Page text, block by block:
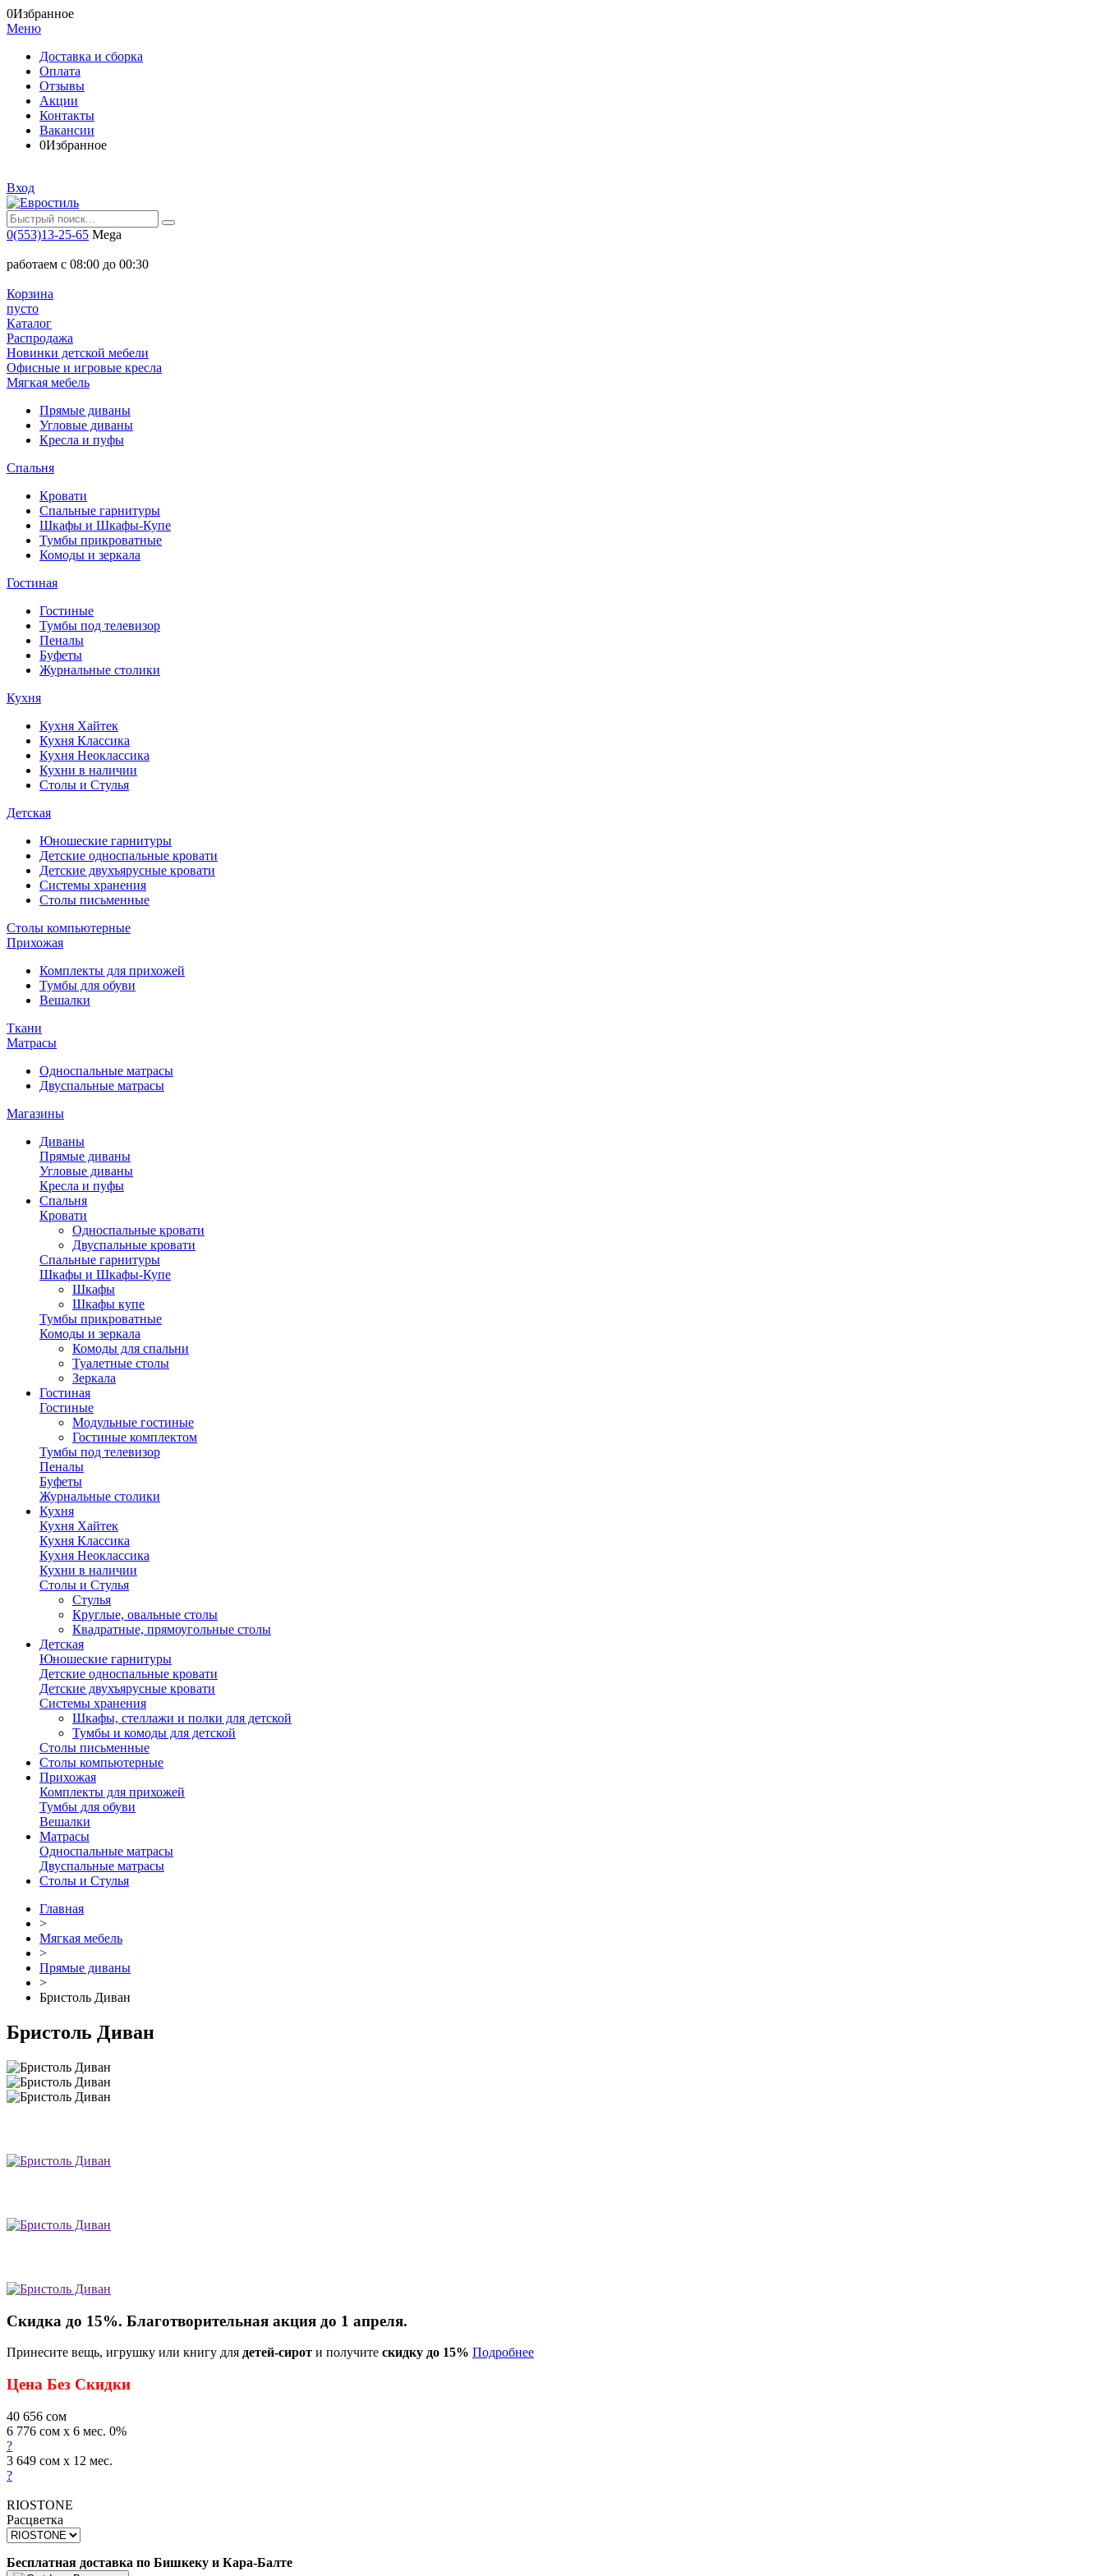
0Избранное
Меню
Доставка и сборка
Оплата
Отзывы
Акции
Контакты
Вакансии
0Избранное
Вход
0(553)13-25-65 Mega
работаем с 08:00 до 00:30
Корзина
пусто
Каталог
Распродажа
Новинки детской мебели
Офисные и игровые кресла
Мягкая мебель
Прямые диваны
Угловые диваны
Кресла и пуфы
Спальня
Кровати
Спальные гарнитуры
Шкафы и Шкафы-Купе
Тумбы прикроватные
Комоды и зеркала
Гостиная
Гостиные
Тумбы под телевизор
Пеналы
Буфеты
Журнальные столики
Кухня
Кухня Хайтек
Кухня Классика
Кухня Неоклассика
Кухни в наличии
Столы и Стулья
Детская
Юношеские гарнитуры
Детские односпальные кровати
Детские двухъярусные кровати
Системы хранения
Столы письменные
Столы компьютерные
Прихожая
Комплекты для прихожей
Тумбы для обуви
Вешалки
Ткани
Матрасы
Односпальные матрасы
Двуспальные матрасы
Магазины
Диваны
Прямые диваны
Угловые диваны
Кресла и пуфы
Спальня
Кровати
Односпальные кровати
Двуспальные кровати
Спальные гарнитуры
Шкафы и Шкафы-Купе
Шкафы
Шкафы купе
Тумбы прикроватные
Комоды и зеркала
Комоды для спальни
Туалетные столы
Зеркала
Гостиная
Гостиные
Модульные гостиные
Гостиные комплектом
Тумбы под телевизор
Пеналы
Буфеты
Журнальные столики
Кухня
Кухня Хайтек
Кухня Классика
Кухня Неоклассика
Кухни в наличии
Столы и Стулья
Стулья
Круглые, овальные столы
Квадратные, прямоугольные столы
Детская
Юношеские гарнитуры
Детские односпальные кровати
Детские двухъярусные кровати
Системы хранения
Шкафы, стеллажи и полки для детской
Тумбы и комоды для детской
Столы письменные
Столы компьютерные
Прихожая
Комплекты для прихожей
Тумбы для обуви
Вешалки
Матрасы
Односпальные матрасы
Двуспальные матрасы
Столы и Стулья
Главная
>
Мягкая мебель
>
Прямые диваны
>
Бристоль Диван
Бристоль Диван
Скидка до 15%. Благотворительная акция до 1 апреля.
Принесите вещь, игрушку или книгу для детей-сирот и получите скидку до 15% Подробнее
Цена Без Скидки
40 656 сом
6 776 сом x 6 мес. 0%
?
3 649 сом x 12 мес.
?
RIOSTONE
Расцветка
Бесплатная доставка по Бишкеку и Кара-Балте